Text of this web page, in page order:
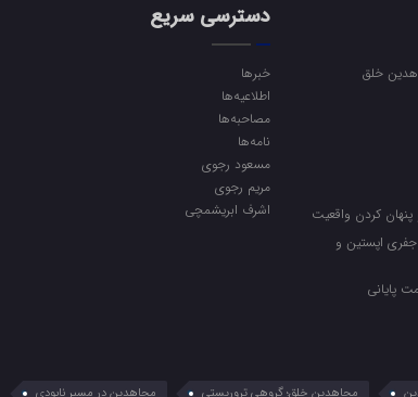
خلق
پنهان کردن واقعیت
جفری اپستین و
پایانی
دسترسی سریع
خبرها
اطلاعیه‌ها
مصاحبه‌ها
نامه‌ها
مسعود رجوی
مریم رجوی
اشرف ابریشمچی
مجاهدین خلق؛ گروهی تروریستی مجاهدین در مسیر نابودی